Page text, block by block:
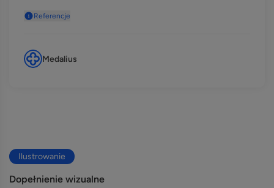
Referencje
Medalius
Ilustrowanie
Dopełnienie wizualne